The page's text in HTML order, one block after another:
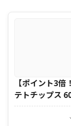
【ポイント3
テトチップス